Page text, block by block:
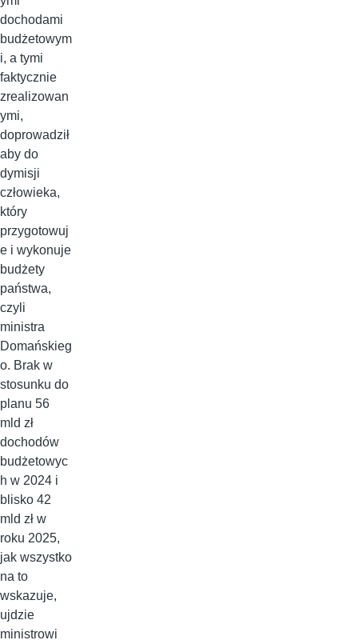
dochodami
budżetowym
i, a tymi
faktycznie
zrealizowan
ymi,
doprowadził
aby do
dymisji
człowieka,
który
przygotowuj
e i wykonuje
budżety
państwa,
czyli
ministra
Domańskieg
o. Brak w
stosunku do
planu 56
mld zł
dochodów
budżetowyc
h w 2024 i
blisko 42
mld zł w
roku 2025,
jak wszystko
na to
wskazuje,
ujdzie
ministrowi